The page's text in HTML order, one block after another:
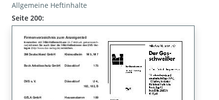
Allgemeine Heftinhalte
Seite 200: